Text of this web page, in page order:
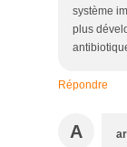
système
plus
Répondre
A